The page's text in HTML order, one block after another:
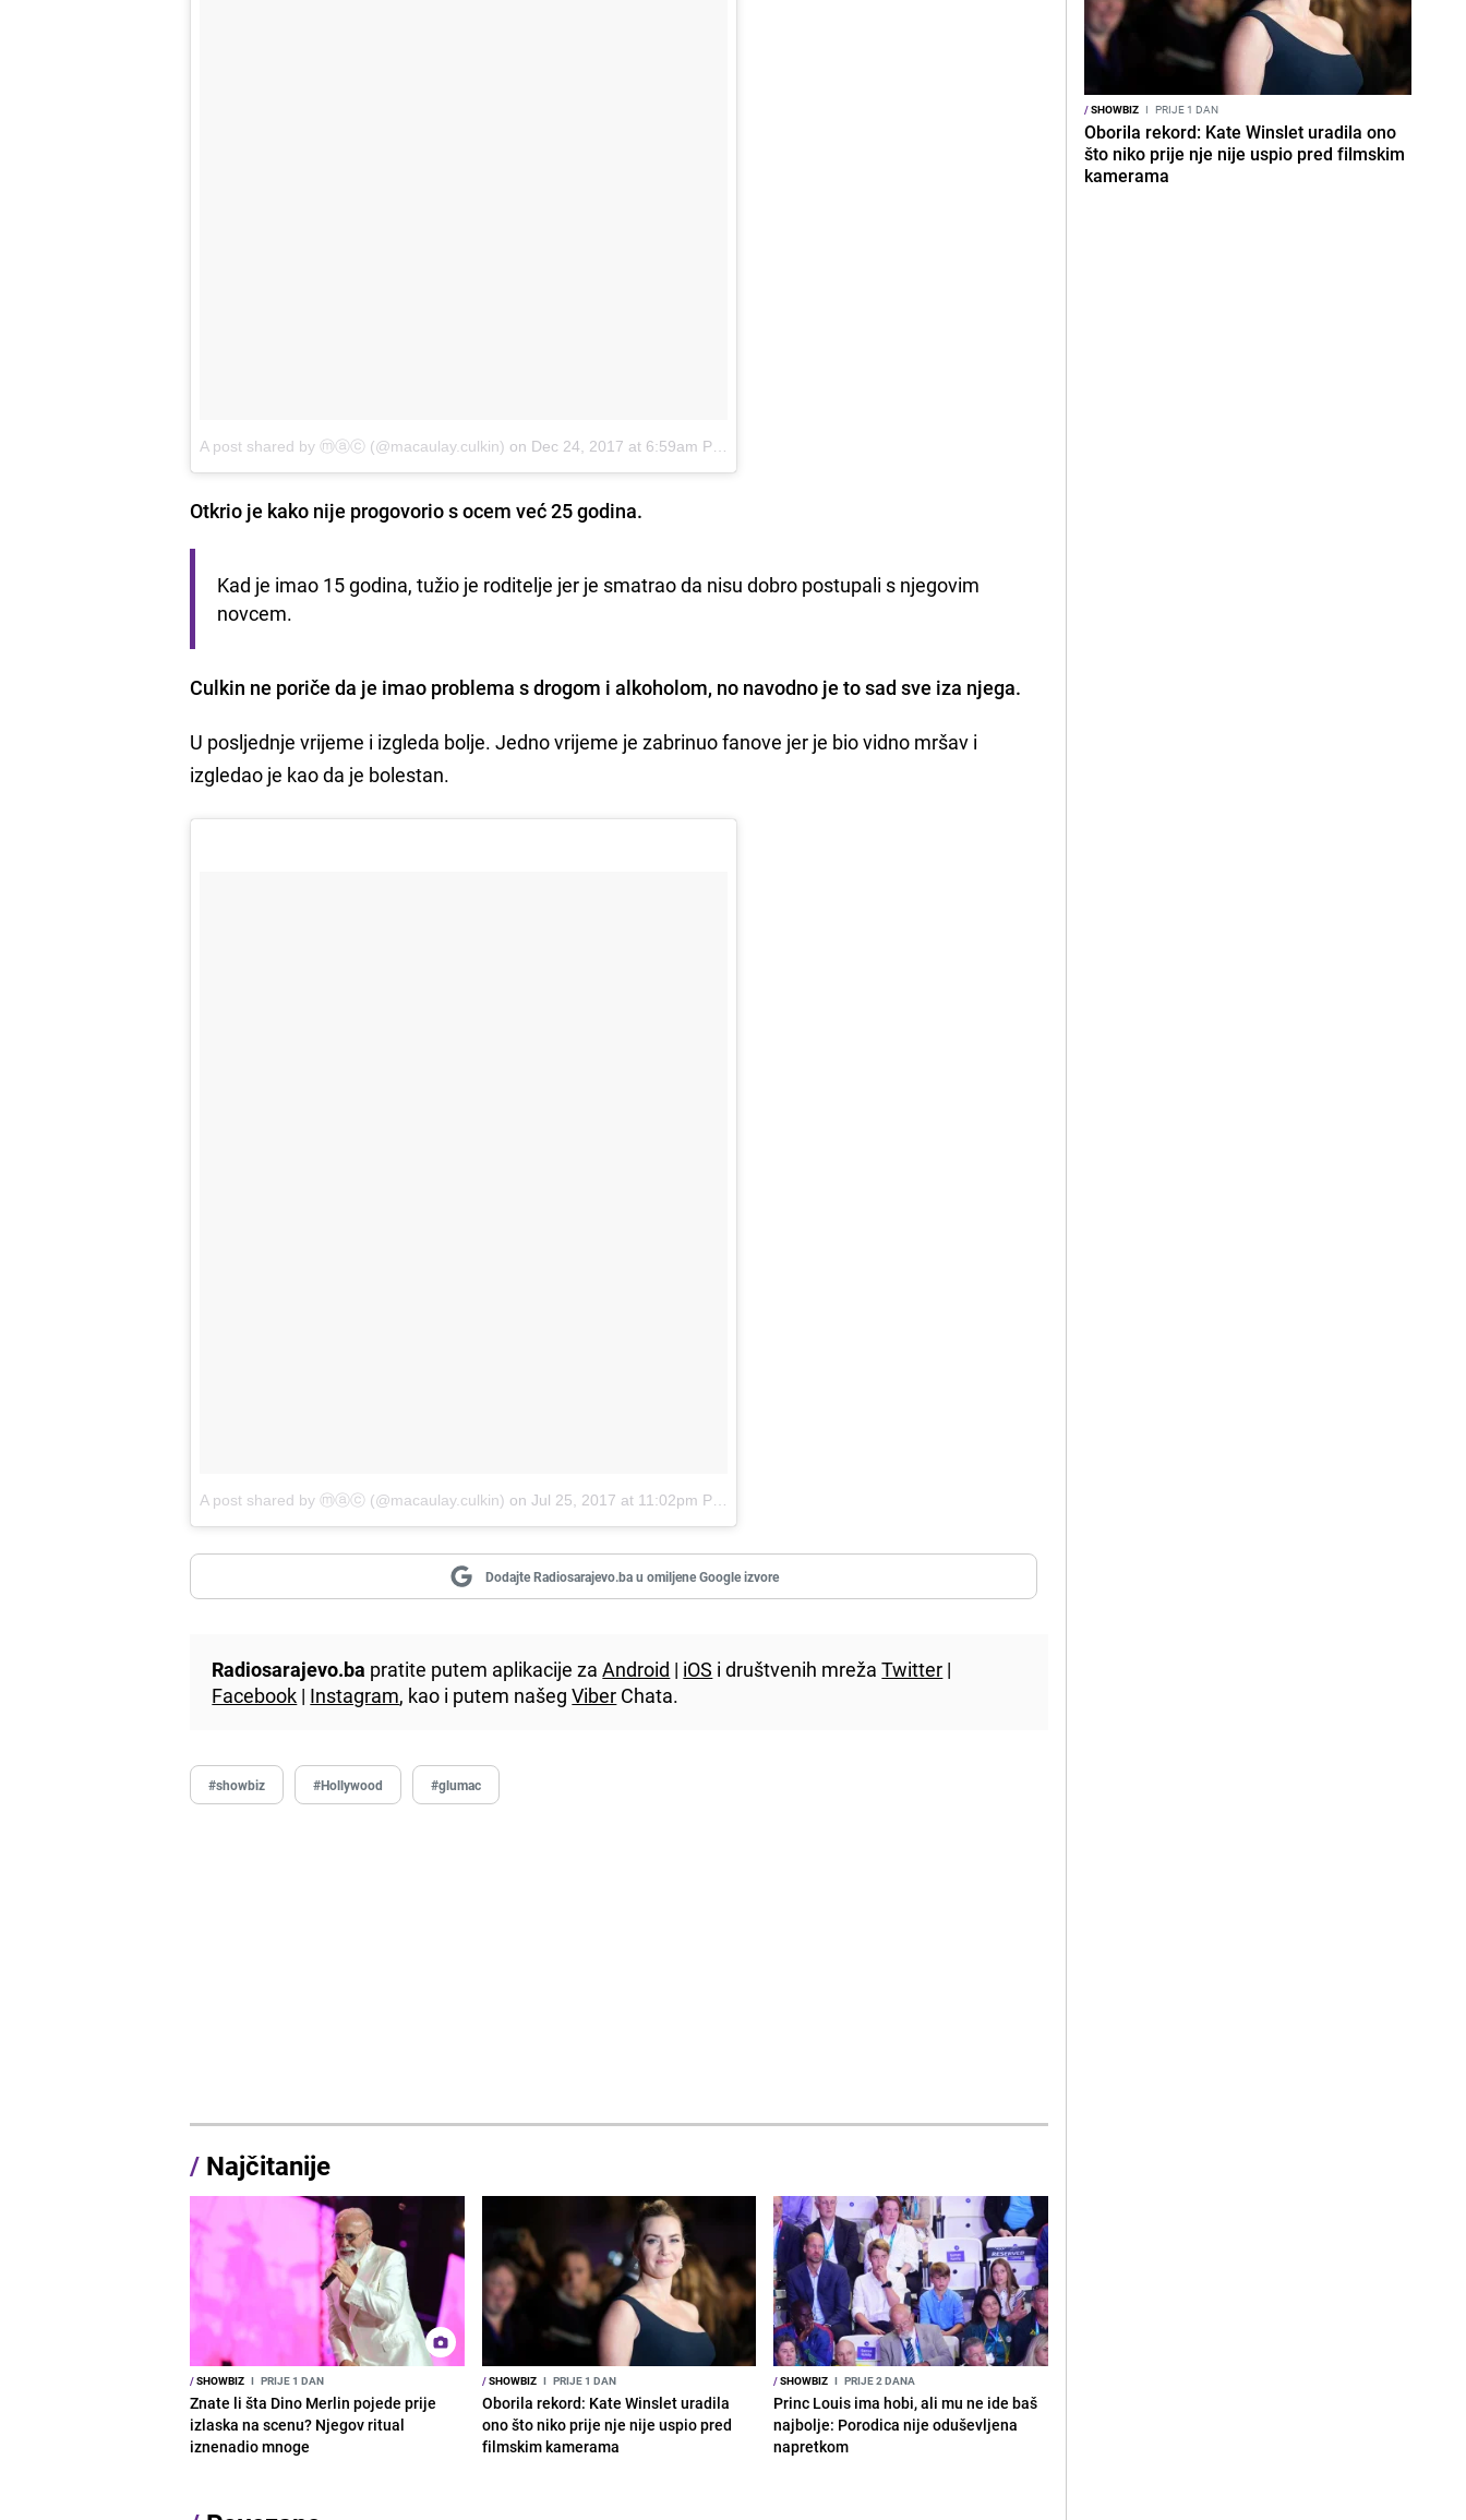
A post shared by ⓜⓐⓒ (@macaulay.culkin) on Dec 24, 2017 at 6:59am PST
Otkrio je kako nije progovorio s ocem već 25 godina.
Kad je imao 15 godina, tužio je roditelje jer je smatrao da nisu dobro postupali s njegovim
novcem.
Culkin ne poriče da je imao problema s drogom i alkoholom, no navodno je to sad sve iza njega.
U posljednje vrijeme i izgleda bolje. Jedno vrijeme je zabrinuo fanove jer je bio vidno mršav i
izgledao je kao da je bolestan.
A post shared by ⓜⓐⓒ (@macaulay.culkin) onJul 25, 2017 at 11:02pm PDT
Dodajte Radiosarajevo.ba u omiljene Google izvore
Radiosarajevo.ba pratite putem aplikacije zaAndroid | iOS i društvenih mrežaTwitter |
Facebook | Instagram, kao i putem našegViber Chata.
#showbiz #Hollywood #glumac
/ Najčitanije
/SHOWBIZ I PRIJE 1 DAN
Znate li šta Dino Merlin pojede prije
izlaska na scenu? Njegov ritual
iznenadio mnoge
/SHOWBIZ I PRIJE 1 DAN
Oborila rekord: Kate Winslet uradila
ono što niko prije nje nije uspio pred
filmskim kamerama
/SHOWBIZ I PRIJE 2 DANA
Princ Louis ima hobi, ali mu ne ide baš
najbolje: Porodica nije oduševljena
napretkom
/SHOWBIZ I PRIJE 1 DAN
Oborila rekord: Kate Winslet uradila ono
što niko prije nje nije uspio pred filmskim
kamerama